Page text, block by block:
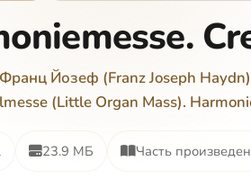
Йозеф (Franz Joseph Haydn)
(Little Organ Mass).
23.9 МБ Часть